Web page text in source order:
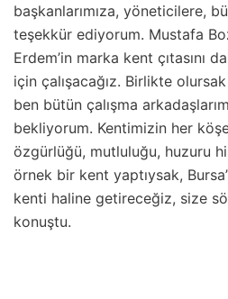
başkanlarımıza, yöneticilere,
teşekkür ediyorum. Mustafa
Erdem’in marka kent çıtasını
için çalışacağız. Birlikte
ben bütün çalışma
bekliyorum. Kentimizin her
özgürlüğü, mutluluğu, huzuru
örnek bir kent yaptıysak,
kenti haline getireceğiz, size
konuştu.